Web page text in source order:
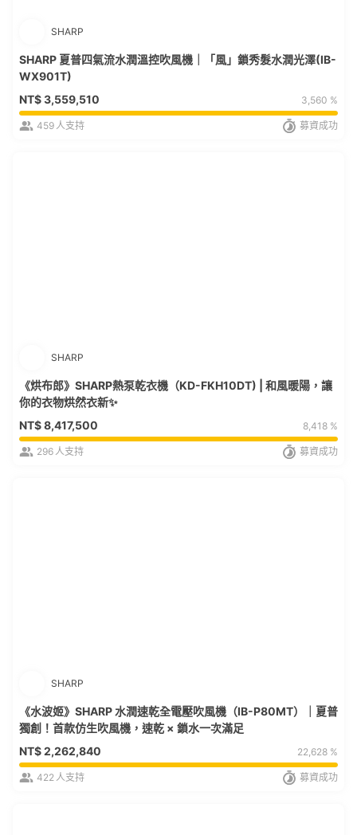
SHARP
SHARP 夏普四氣流水潤溫控吹風機｜「風」鎖秀髮水潤光澤(IB-
WX901T)
NT$3,559,510 3,560 %
459 人支持 募資成功
SHARP
《烘布郎》SHARP熱泵乾衣機（KD-FKH10DT) | 和風暖陽，讓
你的衣物烘然衣新✨
NT$8,417,500 8,418 %
296 人支持 募資成功
SHARP
《水波姬》SHARP 水潤速乾全電壓吹風機（IB-P80MT）｜夏普
獨創！首款仿生吹風機，速乾 × 鎖水一次滿足
NT$2,262,840 22,628 %
422 人支持 募資成功